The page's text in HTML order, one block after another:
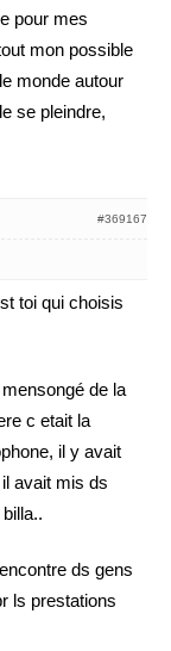
pour mes
mon possible
monde autour
se pleindre,
#369167
toi qui choisis
de la
c etait la
il y avait
avait mis ds
ds gens
ls prestations